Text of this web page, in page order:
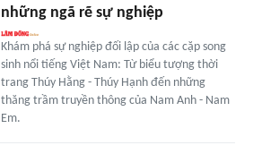
những ngã rẽ sự nghiệp
Khám phá sự nghiệp đối lập của các cặp song
sinh nổi tiếng Việt Nam: Từ biểu tượng thời
trang Thúy Hằng - Thúy Hạnh đến những
thăng trầm truyền thông của Nam Anh - Nam
Em.